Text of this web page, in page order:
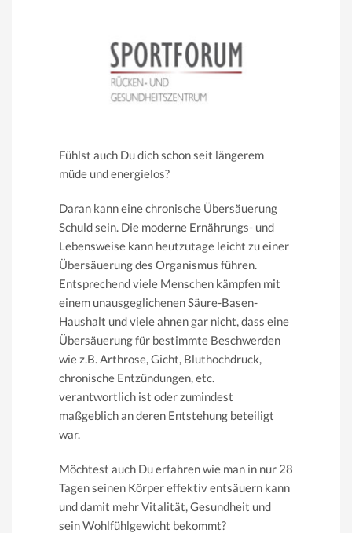
Fühlst auch Du dich schon seit längerem
müde und energielos?
Daran kann eine chronische Übersäuerung
Schuld sein. Die moderne Ernährungs- und
Lebensweise kann heutzutage leicht zu einer
Übersäuerung des Organismus führen.
Entsprechend viele Menschen kämpfen mit
einem unausgeglichenen Säure-Basen-
Haushalt und viele ahnen gar nicht, dass eine
Übersäuerung für bestimmte Beschwerden
wie z.B. Arthrose, Gicht, Bluthochdruck,
chronische Entzündungen, etc.
verantwortlich ist oder zumindest
maßgeblich an deren Entstehung beteiligt
war.
Möchtest auch Du erfahren wie man in nur 28
Tagen seinen Körper effektiv entsäuern kann
und damit mehr Vitalität, Gesundheit und
sein Wohlfühlgewicht bekommt?